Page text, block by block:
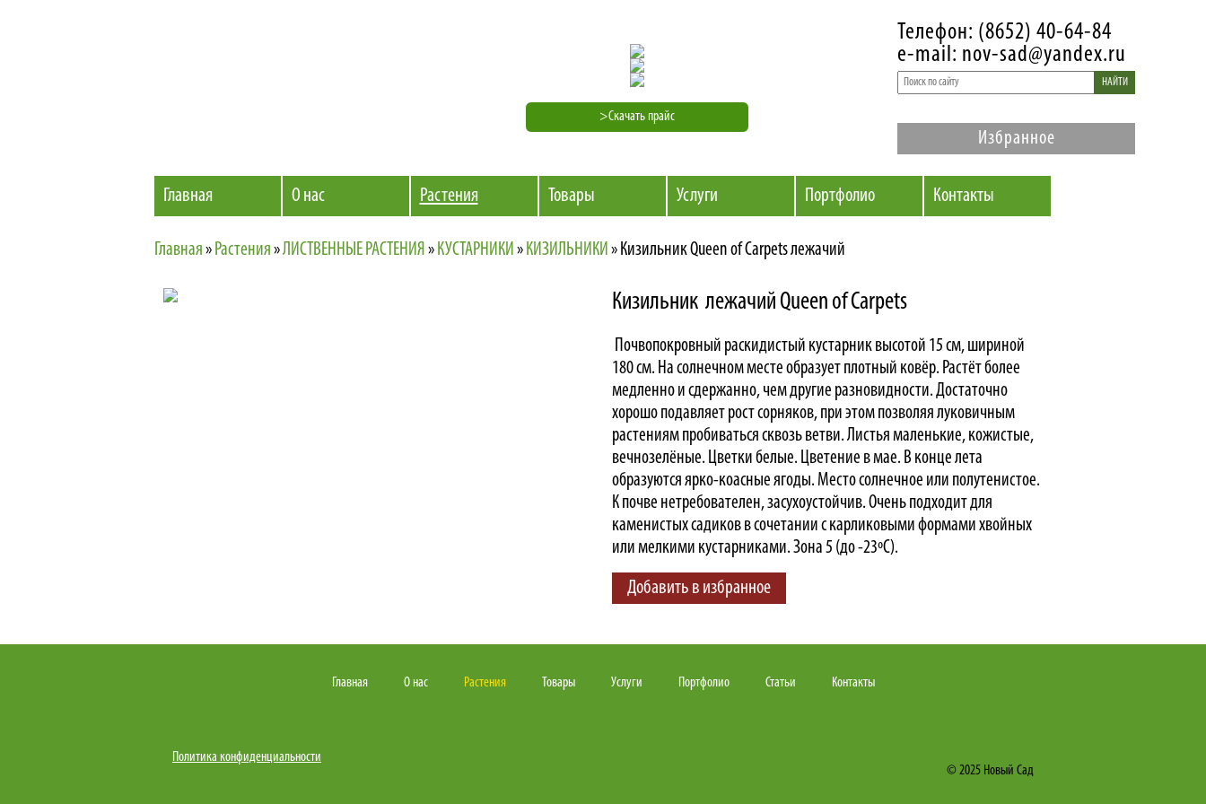
>Скачать прайс
Телефон: (8652) 40-64-84
e-mail: nov-sad@yandex.ru
НАЙТИ
Избранное
Главная О нас Растения Товары Услуги Портфолио Контакты
Главная» Растения»ЛИСТВЕННЫЕ РАСТЕНИЯ » КУСТАРНИКИ » КИЗИЛЬНИКИ » Кизильник Queen of Carpets лежачий
Кизильник лежачий Queen of Carpets
Почвопокровный раскидистый кустарник высотой 15 см, шириной
180 см. На солнечном месте образует плотный ковёр. Растёт более
медленно и сдержанно, чем другие разновидности. Достаточно
хорошо подавляет рост сорняков, при этом позволяя луковичным
растениям пробиваться сквозь ветви. Листья маленькие, кожистые,
вечнозелёные. Цветки белые. Цветение в мае. В конце лета
образуются ярко-коасные ягоды. Место солнечное или полутенистое.
К почве нетребователен, засухоустойчив. Очень подходит для
каменистых садиков в сочетании с карликовыми формами хвойных
или мелкими кустарниками. Зона 5 (до -23ºС).
Добавить в избранное
Главная О нас Растения Товары Услуги Портфолио Статьи Контакты
Политика конфиденциальности
© 2025 Новый Сад